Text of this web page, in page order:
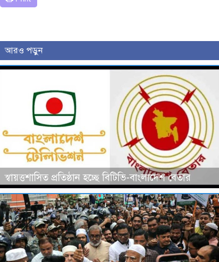
আরও পড়ুন
স্বায়ত্তশাসিত প্রতিষ্ঠান হচ্ছে বিটিভি-বাংলাদেশ বেতার